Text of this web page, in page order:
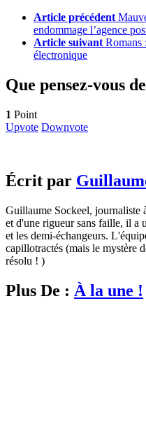
Article précédent
endommage l’agence
Article suivant Romans
électronique
Que pensez-vous
1 Point
Upvote Downvote
Écrit par
Guillaume Sockeel, journaliste
et d'une rigueur sans faille, il a
et les demi-échangeurs.
capillotractés (mais le mystère
résolu ! )
Plus De : À la une !